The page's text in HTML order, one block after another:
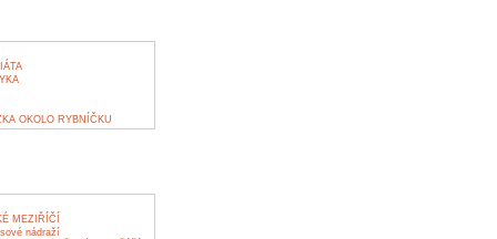
OKOLO RYBNÍČKU
MEZIŘÍČÍ
nádraží